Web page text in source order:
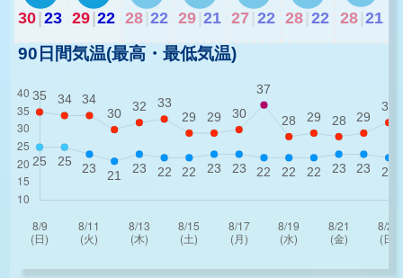
30|23 29|22 28 22 29 21 27 22 28 22 28 21
90日間気温(最高・最低気温)